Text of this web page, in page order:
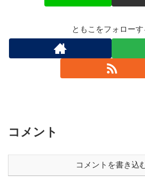
ともこをフォローす
コメント
コメントを書き込